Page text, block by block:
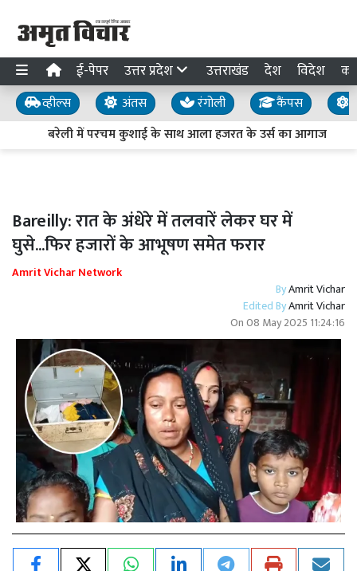
ई-पेपर उत्तर प्रदेश उत्तराखंड देश विदेश
व्हील्स अंतस रंगोली कैंपस
बरेली में परचम कुशाई के साथ आला हजरत के उर्स का आगाज
Bareilly: रात के अंधेरे में तलवारें लेकर घर में
घुसे...फिर हजारों के आभूषण समेत फरार
Amrit Vichar Network
ByAmrit Vichar
Edited ByAmrit Vichar
On08 May 2025 11:24:16